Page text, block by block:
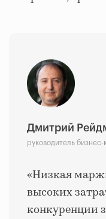
Дмитрий
руководитель бизнес-
«Низкая
высоких
конкуренции